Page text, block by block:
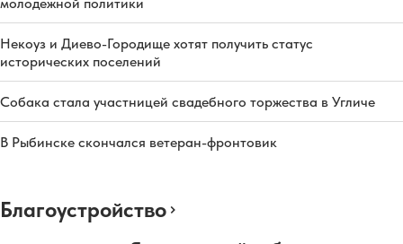
Некоуз и Диево-Городище хотят получить статус
исторических поселений
Собака стала участницей свадебного торжества в Угличе
В Рыбинске скончался ветеран-фронтовик
Благоустройство